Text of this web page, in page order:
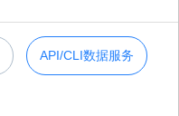
API/CLI数据服务